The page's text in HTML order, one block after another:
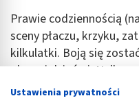
Prawie codziennością
sceny płaczu, krzyku,
kilkulatki. Boją się
obcymi dziećmi.
oswajanie dziecka z
Ustawienia prywatności